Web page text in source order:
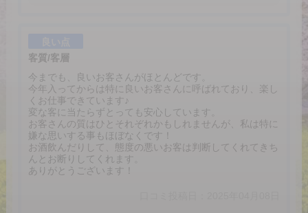
客質/客層
今までも、良いお客さんがほとんどです。
今年入ってからは特に良いお客さんに呼ばれており、楽し
くお仕事できています♪
変な客に当たらずとっても安心しています。
お客さんの質はひとそれぞれかもしれませんが、私は特に
嫌な思いする事もほぼなくです！
お酒飲んだりして、態度の悪いお客は判断してくれてきち
んとお断りしてくれます。
ありがとうございます！